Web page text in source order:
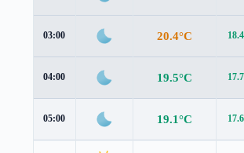
03:00 20.4°C
04:00 19.5°C
05:00 19.1°C